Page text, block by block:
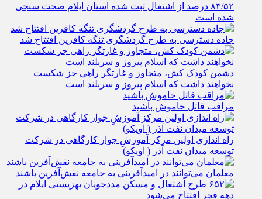
۸۳/۵۲ درصد از اشتغال ثبت شده استان ایلام صحت سنجی
شده است
جاده دسترسی به طرح گردشگری تنگه کافرین افتتاح شد
دشمن کودک کش، متجاوز و غارتگر راهی جز شکست
نخواهند داشت که اسلام پیروز و سربلند است
مراقب قاتل خاموش باشید
راه اندازی اولین مرکز آموزشِ جوار کارگاهی در شرکت
توسعه میدان نفت آذر ( اویکو)
معلمان می‌توانند در امیدآفرینی به جامعه نقش‌آفرین باشند